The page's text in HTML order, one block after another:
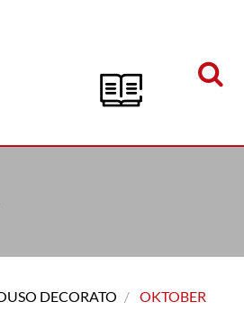
Open menu
DECORATO OKTOBER